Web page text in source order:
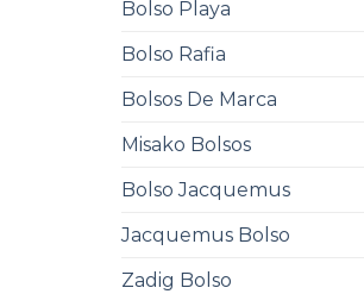
Bolso Playa
Bolso Rafia
Bolsos De Marca
Misako Bolsos
Bolso Jacquemus
Jacquemus Bolso
Zadig Bolso